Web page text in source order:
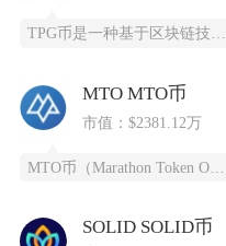
TPG币是一种基于区块链技术创建的数字货币，提供安全、高效、去中心化的支付和投资方式。它通
MTO MTO币
市值：$2381.12万
SOLID SOLID币